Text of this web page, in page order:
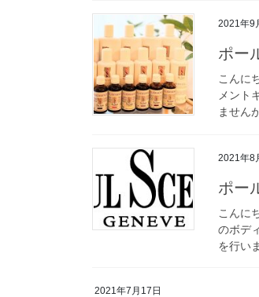
2021年9
ポー
こんに
メント
ません
2021年8
ポー
こんに
のボデ
を行い
2021年7月17日